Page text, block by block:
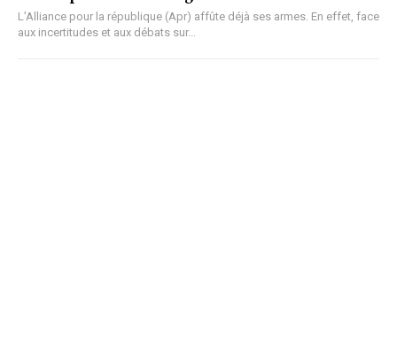
L’Alliance pour la république (Apr) affûte déjà ses armes. En effet, face
aux incertitudes et aux débats sur...